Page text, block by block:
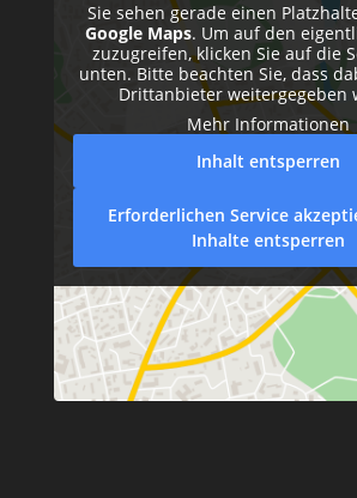
Sie sehen gerade einen
Google Maps. Um auf den
zuzugreifen, klicken Sie auf die
unten. Bitte beachten Sie, dass
Drittanbieter weitergegeben
Mehr Informationen
Inhalt entsperren
Erforderlichen Service
Inhalte entsperren